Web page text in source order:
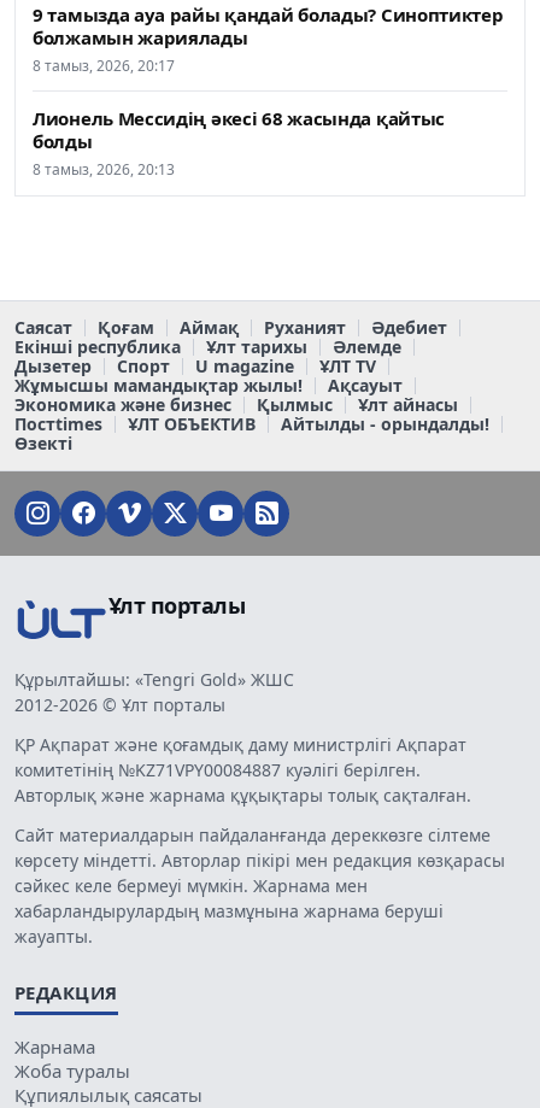
9 тамызда ауа райы қандай болады? Синоптиктер
болжамын жариялады
8 тамыз, 2026, 20:17
Лионель Мессидің әкесі 68 жасында қайтыс
болды
8 тамыз, 2026, 20:13
Саясат Қоғам Аймақ Руханият
Әдебиет
Екінші республика
Ұлт тарихы
Әлемде
Дызетер
Спорт U magazine
ҰЛТ TV
Жұмысшы мамандықтар жылы!
Ақсауыт
Экономика және бизнес
Қылмыс
Ұлт айнасы
Постtimes
ҰЛТ ОБЪЕКТИВ
Айтылды - орындалды!
Өзекті
Ұлт порталы
Құрылтайшы: «Tengri Gold» ЖШС
2012-2026 © Ұлт порталы
ҚР Ақпарат және қоғамдық даму министрлігі Ақпарат
комитетінің №KZ71VPY00084887 куәлігі берілген.
Авторлық және жарнама құқықтары толық сақталған.
Сайт материалдарын пайдаланғанда дереккөзге сілтеме
көрсету міндетті. Авторлар пікірі мен редакция көзқарасы
сәйкес келе бермеуі мүмкін. Жарнама мен
хабарландырулардың мазмұнына жарнама беруші
жауапты.
РЕДАКЦИЯ
Жарнама
Жоба туралы
Құпиялылық саясаты